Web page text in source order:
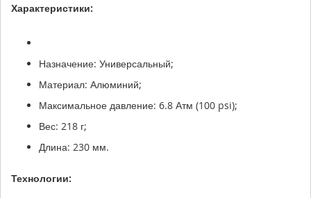
Характеристики:
Назначение: Универсальный;
Материал: Алюминий;
Максимальное давление: 6.8 Атм (100 psi);
Вес: 218 г;
Длина: 230 мм.
Технологии: